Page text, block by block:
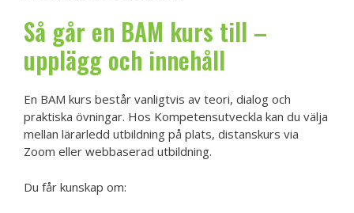
Så går en BAM kurs till –
upplägg och innehåll
En BAM kurs består vanligtvis av teori, dialog och
praktiska övningar. Hos Kompetensutveckla kan du välja
mellan lärarledd utbildning på plats, distanskurs via
Zoom eller webbaserad utbildning.
Du får kunskap om: